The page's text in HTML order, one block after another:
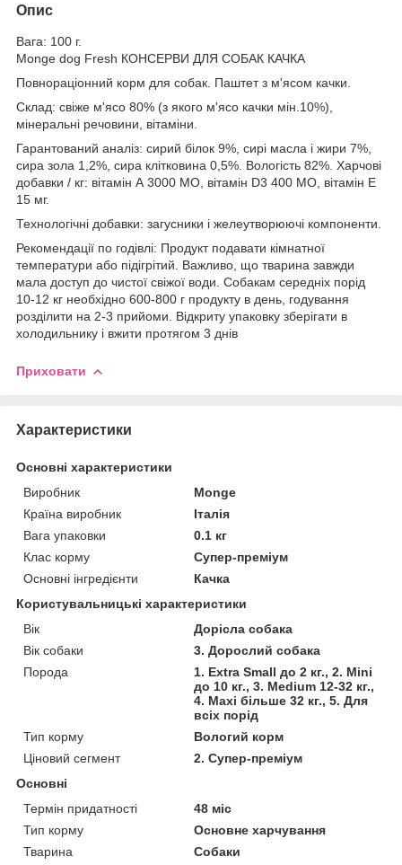
Опис
Вага: 100 г.
Monge dog Fresh КОНСЕРВИ ДЛЯ СОБАК КАЧКА
Повнораціонний корм для собак. Паштет з м'ясом качки.
Склад: свіже м'ясо 80% (з якого м'ясо качки мін.10%),
мінеральні речовини, вітаміни.
Гарантований аналіз: сирий білок 9%, сирі масла і жири 7%,
сира зола 1,2%, сира клітковина 0,5%. Вологість 82%. Харчові
добавки / кг: вітамін А 3000 МО, вітамін D3 400 МО, вітамін Е
15 мг.
Технологічні добавки: загусники і желеутворюючі компоненти.
Рекомендації по годівлі: Продукт подавати кімнатної
температури або підігрітий. Важливо, що тварина завжди
мала доступ до чистої свіжої води. Собакам середніх порід
10-12 кг необхідно 600-800 г продукту в день, годування
розділити на 2-3 прийоми. Відкриту упаковку зберігати в
холодильнику і вжити протягом 3 днів
Приховати
Характеристики
Основні характеристики
Виробник
Monge
Країна виробник
Італія
Вага упаковки
0.1 кг
Клас корму
Супер-преміум
Основні інгредієнти
Качка
Користувальницькі характеристики
Вік
Дорісла собака
Вік собаки
3. Дорослий собака
Порода
1. Extra Small до 2 кг., 2. Mini
до 10 кг., 3. Medium 12-32 кг.,
4. Maxi більше 32 кг., 5. Для
всіх порід
Тип корму
Вологий корм
Ціновий сегмент
2. Супер-преміум
Основні
Термін придатності
48 міс
Тип корму
Основне харчування
Тварина
Собаки